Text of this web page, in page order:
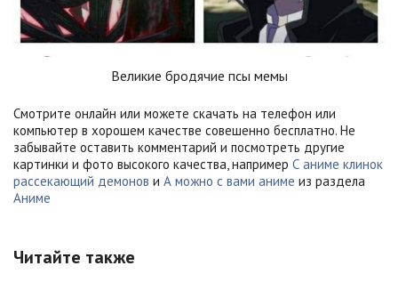
Великие бродячие псы мемы
Смотрите онлайн или можете скачать на телефон или
компьютер в хорошем качестве совешенно бесплатно. Не
забывайте оставить комментарий и посмотреть другие
картинки и фото высокого качества, например С аниме клинок
рассекающий демонов и А можно с вами аниме из раздела
Аниме
Читайте также